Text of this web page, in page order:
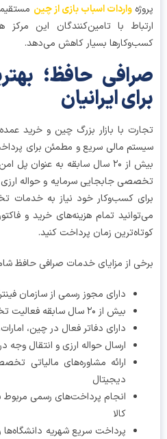
واردات اسباب بازی از چینمستقیماً به
با تامین‌کنندگان این مرکز هزینه
بسیار کاهش می‌دهد.
حافظ؛
ایرانیان
با بازار بزرگ چین و خرید عمده از
مالی سریع و مطمئن برای پرداخت
بیش از ۲۰ سال سابقه به عنوان پل
جابجایی سرمایه و حواله ارزی را
کسب‌وکار خود نیاز به خدمات
تمام هزینه‌های خرید و فاکتور
زمان پرداخت کنید.
از مزایای خدمات صرافی حافظ شامل
دارای مجوز رسمی از سازمان فینترک
بیش از ۲۰ سال سابقه فعالیت تخصصی در جامعه ایرانی
دارای دفاتر فعال در چین، امارات،
ارسال حواله ارزی و انتقال وجه در کمتر از ۱۲
ارائه مشاوره‌های مالیاتی تخصصی
دیجیتال
انجام پرداخت‌های رسمی مربوط به